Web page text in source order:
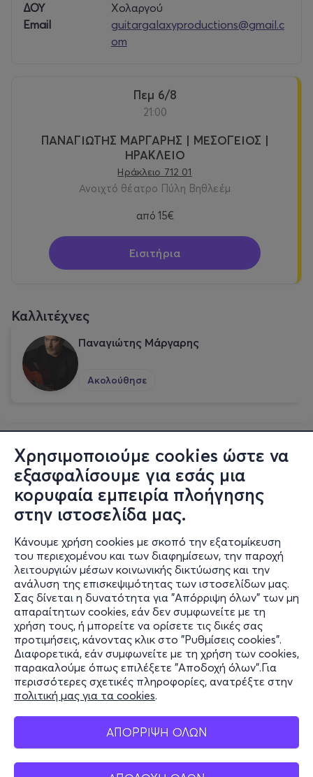
Χρησιμοποιούμε cookies ώστε να
εξασφαλίσουμε για εσάς μια
κορυφαία εμπειρία πλοήγησης
στην ιστοσελίδα μας.
Κάνουμε χρήση cookies με σκοπό την εξατομίκευση
του περιεχομένου και των διαφημίσεων, την παροχή
λειτουργιών μέσων κοινωνικής δικτύωσης και την
ανάλυση της επισκεψιμότητας των ιστοσελίδων μας.
Σας δίνεται η δυνατότητα για "Απόρριψη όλων" των μη
απαραίτητων cookies, εάν δεν συμφωνείτε με τη
χρήση τους, ή μπορείτε να ορίσετε τις δικές σας
προτιμήσεις, κάνοντας κλικ στο "Ρυθμίσεις cookies".
Διαφορετικά, εάν συμφωνείτε με τη χρήση των cookies,
παρακαλούμε όπως επιλέξετε "Αποδοχή όλων".Για
περισσότερες σχετικές πληροφορίες, ανατρέξτε στην
πολιτική μας για τα cookies.
ΑΠΟΡΡΙΨΗ ΟΛΩΝ
ΔΟΥ
Χολαργού
Email
guitargalaxyproductions@gmail.c
om
Πεμ 6/8
21:00
ΠΑΝΑΓΙΩΤΗΣ ΜΑΡΓΑΡΗΣ | ΜΕΣΟΓΕΙΟΣ |
ΗΡΑΚΛΕΙΟ
Ηράκλειο 712 01
Ανοιχτό θέατρο Πύλη Βηθλεέμ
από 15€
Εισιτήρια
Καλλιτέχνες
Παναγιώτης Μάργαρης
Ακολούθησε
Πληροφορίες
Υποστήριξη
Stay Connected
Mobile app